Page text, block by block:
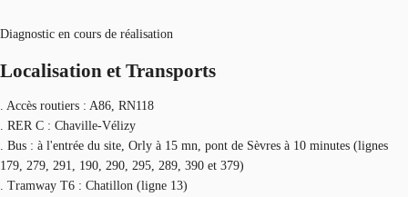
Diagnostic en cours de réalisation
Localisation et Transports
. Accès routiers : A86, RN118
. RER C : Chaville-Vélizy
. Bus : à l'entrée du site, Orly à 15 mn, pont de Sèvres à 10 minutes (lignes
179, 279, 291, 190, 290, 295, 289, 390 et 379)
. Tramway T6 : Chatillon (ligne 13)